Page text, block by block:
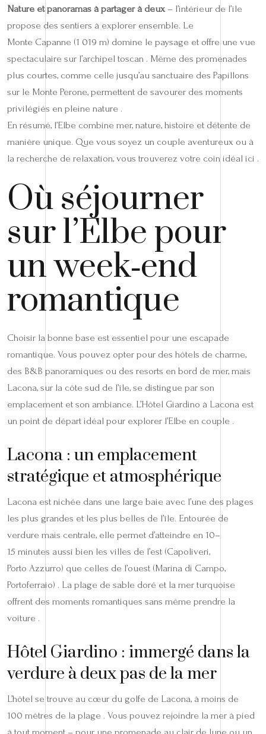
Nature et panoramas à partager à deux– l’intérieur de l’île
propose des sentiers à explorer ensemble. Le
Monte Capanne (1 019 m) domine le paysage et offre une vue
spectaculaire sur l’archipel toscan . Même des promenades
plus courtes, comme celle jusqu’au sanctuaire des Papillons
sur le Monte Perone, permettent de savourer des moments
privilégiés en pleine nature .
En résumé, l’Elbe combine mer, nature, histoire et détente de
manière unique. Que vous soyez un couple aventureux ou à
la recherche de relaxation, vous trouverez votre coin idéal ici .
Où séjourner
sur l’Elbe pour
un week‑end
romantique
Choisir la bonne base est essentiel pour une escapade
romantique. Vous pouvez opter pour des hôtels de charme,
des B&B panoramiques ou des resorts en bord de mer, mais
Lacona, sur la côte sud de l’île, se distingue par son
emplacement et son ambiance. L’Hôtel Giardino à Lacona est
un point de départ idéal pour explorer l’Elbe en couple .
Lacona : un emplacement
stratégique et atmosphérique
Lacona est nichée dans une large baie avec l’une des plages
les plus grandes et les plus belles de l’île. Entourée de
verdure mais centrale, elle permet d’atteindre en 10–
15 minutes aussi bien les villes de l’est (Capoliveri,
Porto Azzurro) que celles de l’ouest (Marina di Campo,
Portoferraio) . La plage de sable doré et la mer turquoise
offrent des moments romantiques sans même prendre la
voiture .
Hôtel Giardino : immergé dans la
verdure à deux pas de la mer
L’hôtel se trouve au cœur du golfe de Lacona, à moins de
100 mètres de la plage . Vous pouvez rejoindre la mer à pied